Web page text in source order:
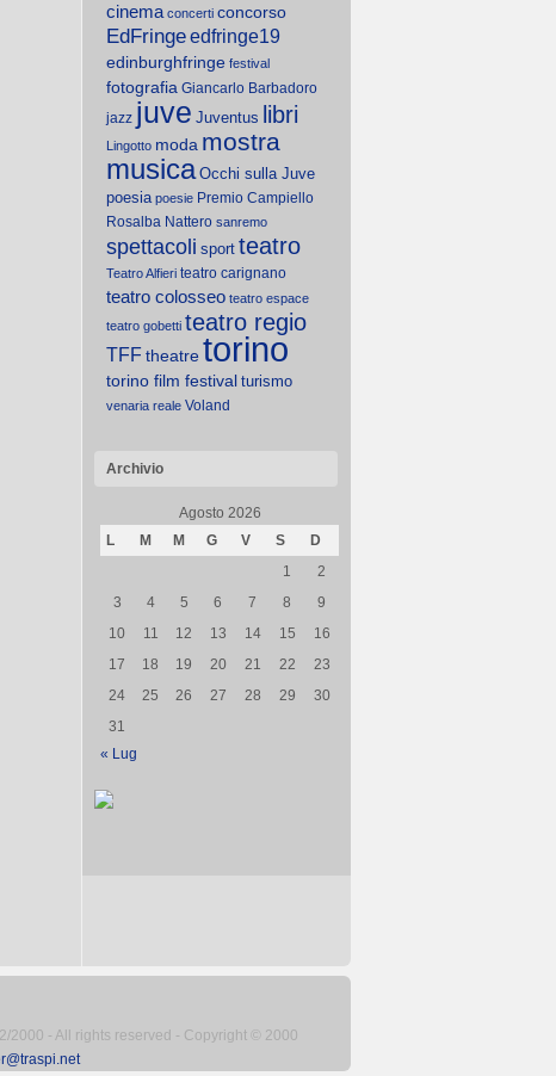
cinema concerti concorso
EdFringeedfringe19
edinburghfringe festival
fotografia Giancarlo Barbadoro
jazz juve Juventus libri
Lingotto moda mostra
musica Occhi sulla Juve
poesia poesie Premio Campiello
Rosalba Nattero sanremo
spettacoli sport teatro
Teatro Alfieri teatro carignano
teatro colosseo teatro espace
teatro gobetti teatro regio
TFFtheatretorino
torino film festival turismo
venaria reale Voland
Archivio
Agosto 2026
L
M M G V S
D
1
2
3
4 5 6 7 8
9
10
11 12 13 14 15
16
17
18 19 20 21 22
23
24
25 26 27 28 29
30
31
« Lug
2000 - All rights reserved - Copyright © 2000